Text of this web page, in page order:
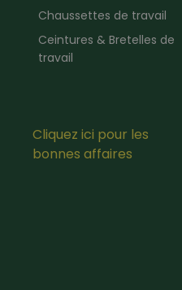
Chaussettes de travail
Ceintures & Bretelles de
travail
Cliquez ici pour les
bonnes affaires